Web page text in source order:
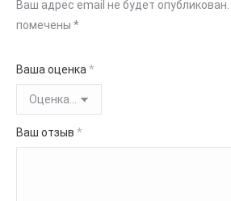
Ваш адрес email не будет опубликован.
помечены *
Ваша оценка *
Ваш отзыв *